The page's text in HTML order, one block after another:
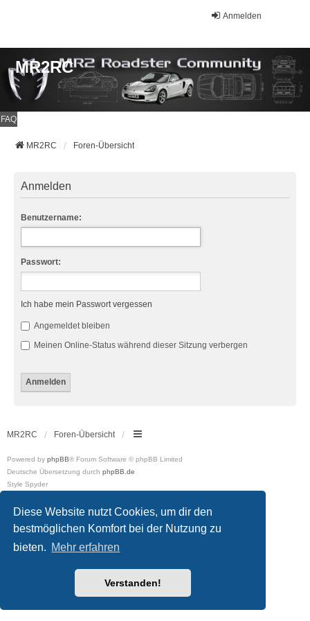
Diese Website nutzt Cookies, um dir den
bestmöglichen Komfort bei der Nutzung zu
bieten. Mehr erfahren
Verstanden!
Anmelden
MR2RC
FAQ
MR2RC Foren-Übersicht
Anmelden
Benutzername:
Passwort:
Ich habe mein Passwort vergessen
Angemeldet bleiben
Meinen Online-Status während dieser Sitzung verbergen
MR2RC Foren-Übersicht
Powered by phpBB® Forum Software © phpBB Limited
Deutsche Übersetzung durch phpBB.de
Style Spyder